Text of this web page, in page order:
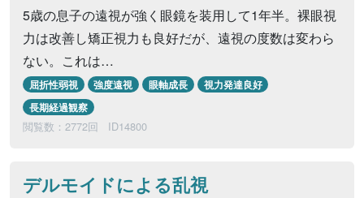
5歳の息子の遠視が強く眼鏡を装用して1年半。裸眼視
力は改善し矯正視力も良好だが、遠視の度数は変わら
ない。これは…
屈折性弱視 強度遠視 眼軸成長
視力発達良好
長期経過観察
閲覧数：2772回 ID14800
デルモイドによる乱視